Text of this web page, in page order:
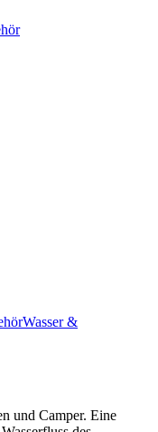
Wasser &
und Camper. Eine